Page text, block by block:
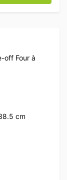
off Four à
cm